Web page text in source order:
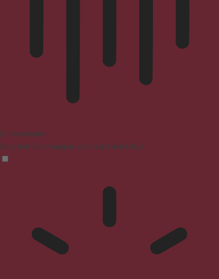
Blindenmodus
Reduziert Ablenkungen, verbessert den Fokus